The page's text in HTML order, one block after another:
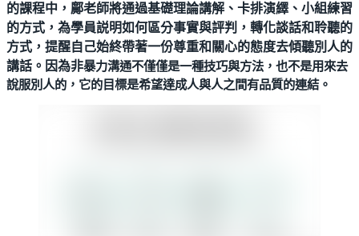
的課程中，鄺老師將通過基礎理論講解、卡排演繹、小組練習
的方式，為學員説明如何區分事實與評判，轉化談話和聆聽的
方式，提醒自己始終帶著一份尊重和關心的態度去傾聽別人的
講話。因為非暴力溝通不僅僅是一種技巧與方法，也不是用來去
說服別人的，它的目標是希望達成人與人之間有品質的連結。